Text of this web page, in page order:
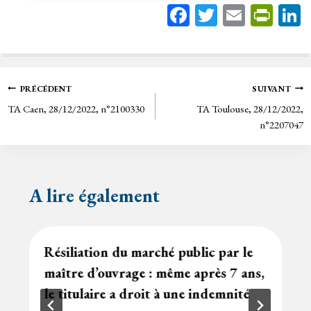
Fa
bo
T
tt
E
ail
Pr
tF
rie
n
dl
Navigation
de
PRÉCÉDENT
TA Caen, 28/12/2022, n°2100330
SUIVANT
TA Toulouse, 28/12/2022,
n°2207047
A lire également
Résiliation du marché public par le
maître d’ouvrage : même après 7 ans,
le titulaire a droit à une indemnité